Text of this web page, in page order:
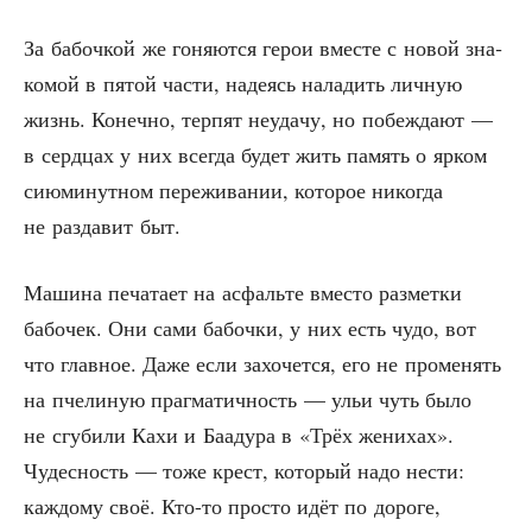
За бабоч­кой же гоня­ют­ся герои вме­сте с новой зна­
ко­мой в пятой части, наде­ясь нала­дить лич­ную
жизнь. Конеч­но, тер­пят неуда­чу, но побеж­да­ют —
в серд­цах у них все­гда будет жить память о ярком
сию­ми­нут­ном пере­жи­ва­нии, кото­рое нико­гда
не раз­да­вит быт.
Маши­на печа­та­ет на асфаль­те вме­сто раз­мет­ки
бабо­чек. Они сами бабоч­ки, у них есть чудо, вот
что глав­ное. Даже если захо­чет­ся, его не про­ме­нять
на пче­ли­ную праг­ма­тич­ность — ульи чуть было
не сгу­би­ли Кахи и Баа­ду­ра в «Трёх жени­хах».
Чудес­ность — тоже крест, кото­рый надо нести:
каж­до­му своё. Кто-то про­сто идёт по доро­ге,